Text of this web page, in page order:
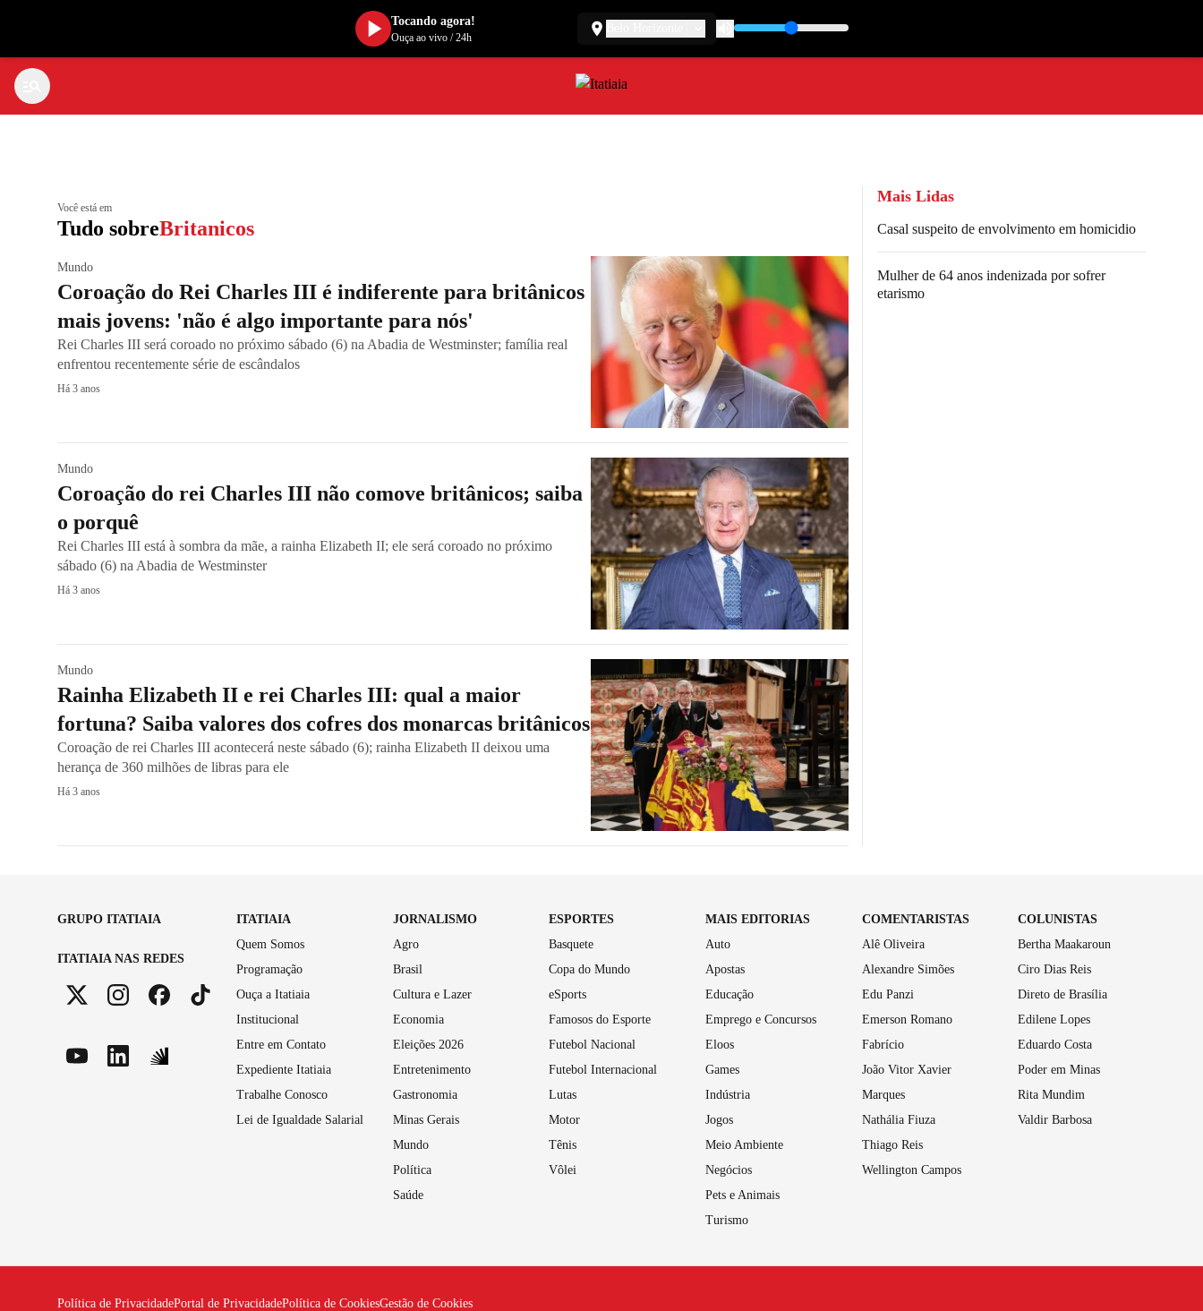
Você está em
Tudo sobreBritanicos
Mundo
Coroação do Rei Charles III é indiferente para britânicos
mais jovens: 'não é algo importante para nós'
Rei Charles III será coroado no próximo sábado (6) na Abadia de Westminster; família real
enfrentou recentemente série de escândalos
Há 3 anos
Mundo
Coroação do rei Charles III não comove britânicos; saiba
o porquê
Rei Charles III está à sombra da mãe, a rainha Elizabeth II; ele será coroado no próximo
sábado (6) na Abadia de Westminster
Há 3 anos
Mundo
Rainha Elizabeth II e rei Charles III: qual a maior
fortuna? Saiba valores dos cofres dos monarcas britânicos
Coroação de rei Charles III acontecerá neste sábado (6); rainha Elizabeth II deixou uma
herança de 360 milhões de libras para ele
Há 3 anos
Mais Lidas
Casal suspeito de envolvimento em homicidio
Mulher de 64 anos indenizada por sofrer
etarismo
GRUPO ITATIAIA
ITATIAIA NAS REDES
ITATIAIA
Quem Somos
Programação
Ouça a Itatiaia
Institucional
Entre em Contato
Expediente Itatiaia
Trabalhe Conosco
Lei de Igualdade Salarial
JORNALISMO
Agro
Brasil
Cultura e Lazer
Economia
Eleições 2026
Entretenimento
Gastronomia
Minas Gerais
Mundo
Política
Saúde
ESPORTES
Basquete
Copa do Mundo
eSports
Famosos do Esporte
Futebol Nacional
Futebol Internacional
Lutas
Motor
Tênis
Vôlei
MAIS EDITORIAS
Auto
Apostas
Educação
Emprego e Concursos
Eloos
Games
Indústria
Jogos
Meio Ambiente
Negócios
Pets e Animais
Turismo
COMENTARISTAS
Alê Oliveira
Alexandre Simões
Edu Panzi
Emerson Romano
Fabrício
João Vitor Xavier
Marques
Nathália Fiuza
Thiago Reis
Wellington Campos
COLUNISTAS
Bertha Maakaroun
Ciro Dias Reis
Direto de Brasília
Edilene Lopes
Eduardo Costa
Poder em Minas
Rita Mundim
Valdir Barbosa
Política de PrivacidadePortal de PrivacidadePolítica de CookiesGestão de Cookies
Tocando agora!
Ouça ao vivo/24h